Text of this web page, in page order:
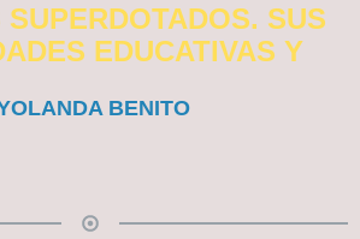
SUS
EDUCATIVAS Y
BENITO